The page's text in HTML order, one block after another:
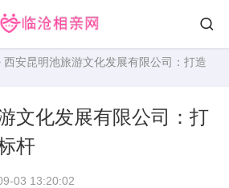
西安昆明池旅游文化发展有限公司：打造
文化发展有限公司：打
杆
03 13:20:02